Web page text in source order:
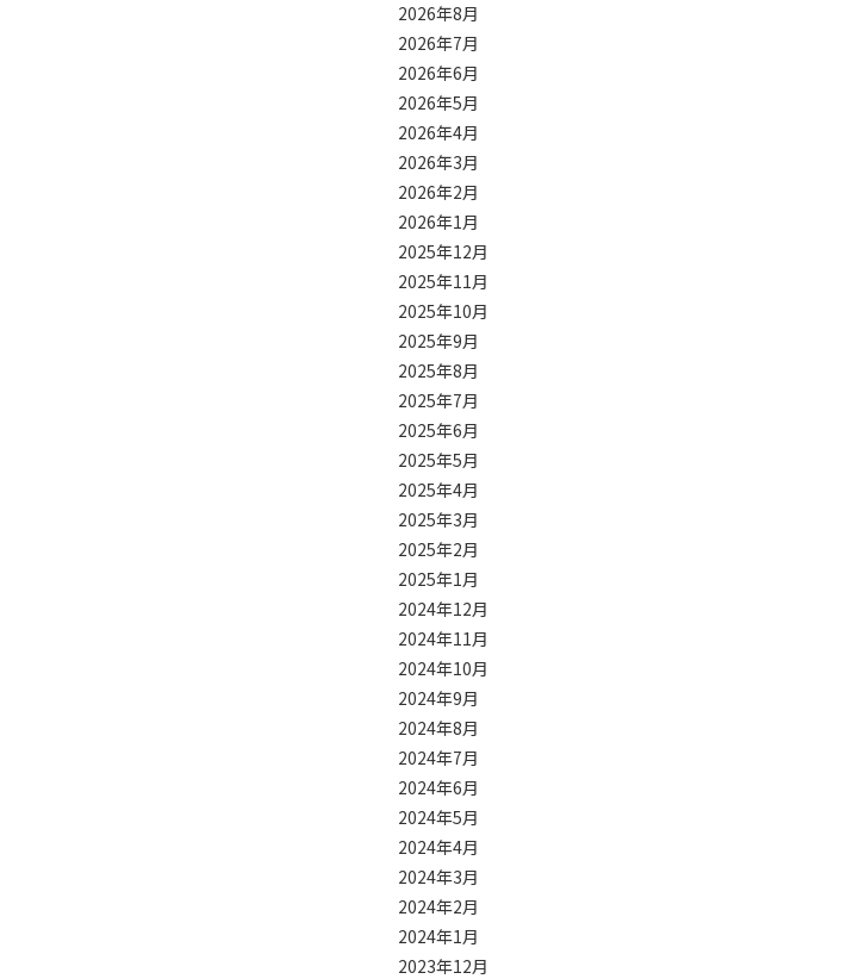
2026年8月
2026年7月
2026年6月
2026年5月
2026年4月
2026年3月
2026年2月
2026年1月
2025年12月
2025年11月
2025年10月
2025年9月
2025年8月
2025年7月
2025年6月
2025年5月
2025年4月
2025年3月
2025年2月
2025年1月
2024年12月
2024年11月
2024年10月
2024年9月
2024年8月
2024年7月
2024年6月
2024年5月
2024年4月
2024年3月
2024年2月
2024年1月
2023年12月